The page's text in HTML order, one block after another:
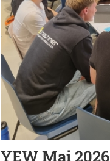
YEW Mai 2026